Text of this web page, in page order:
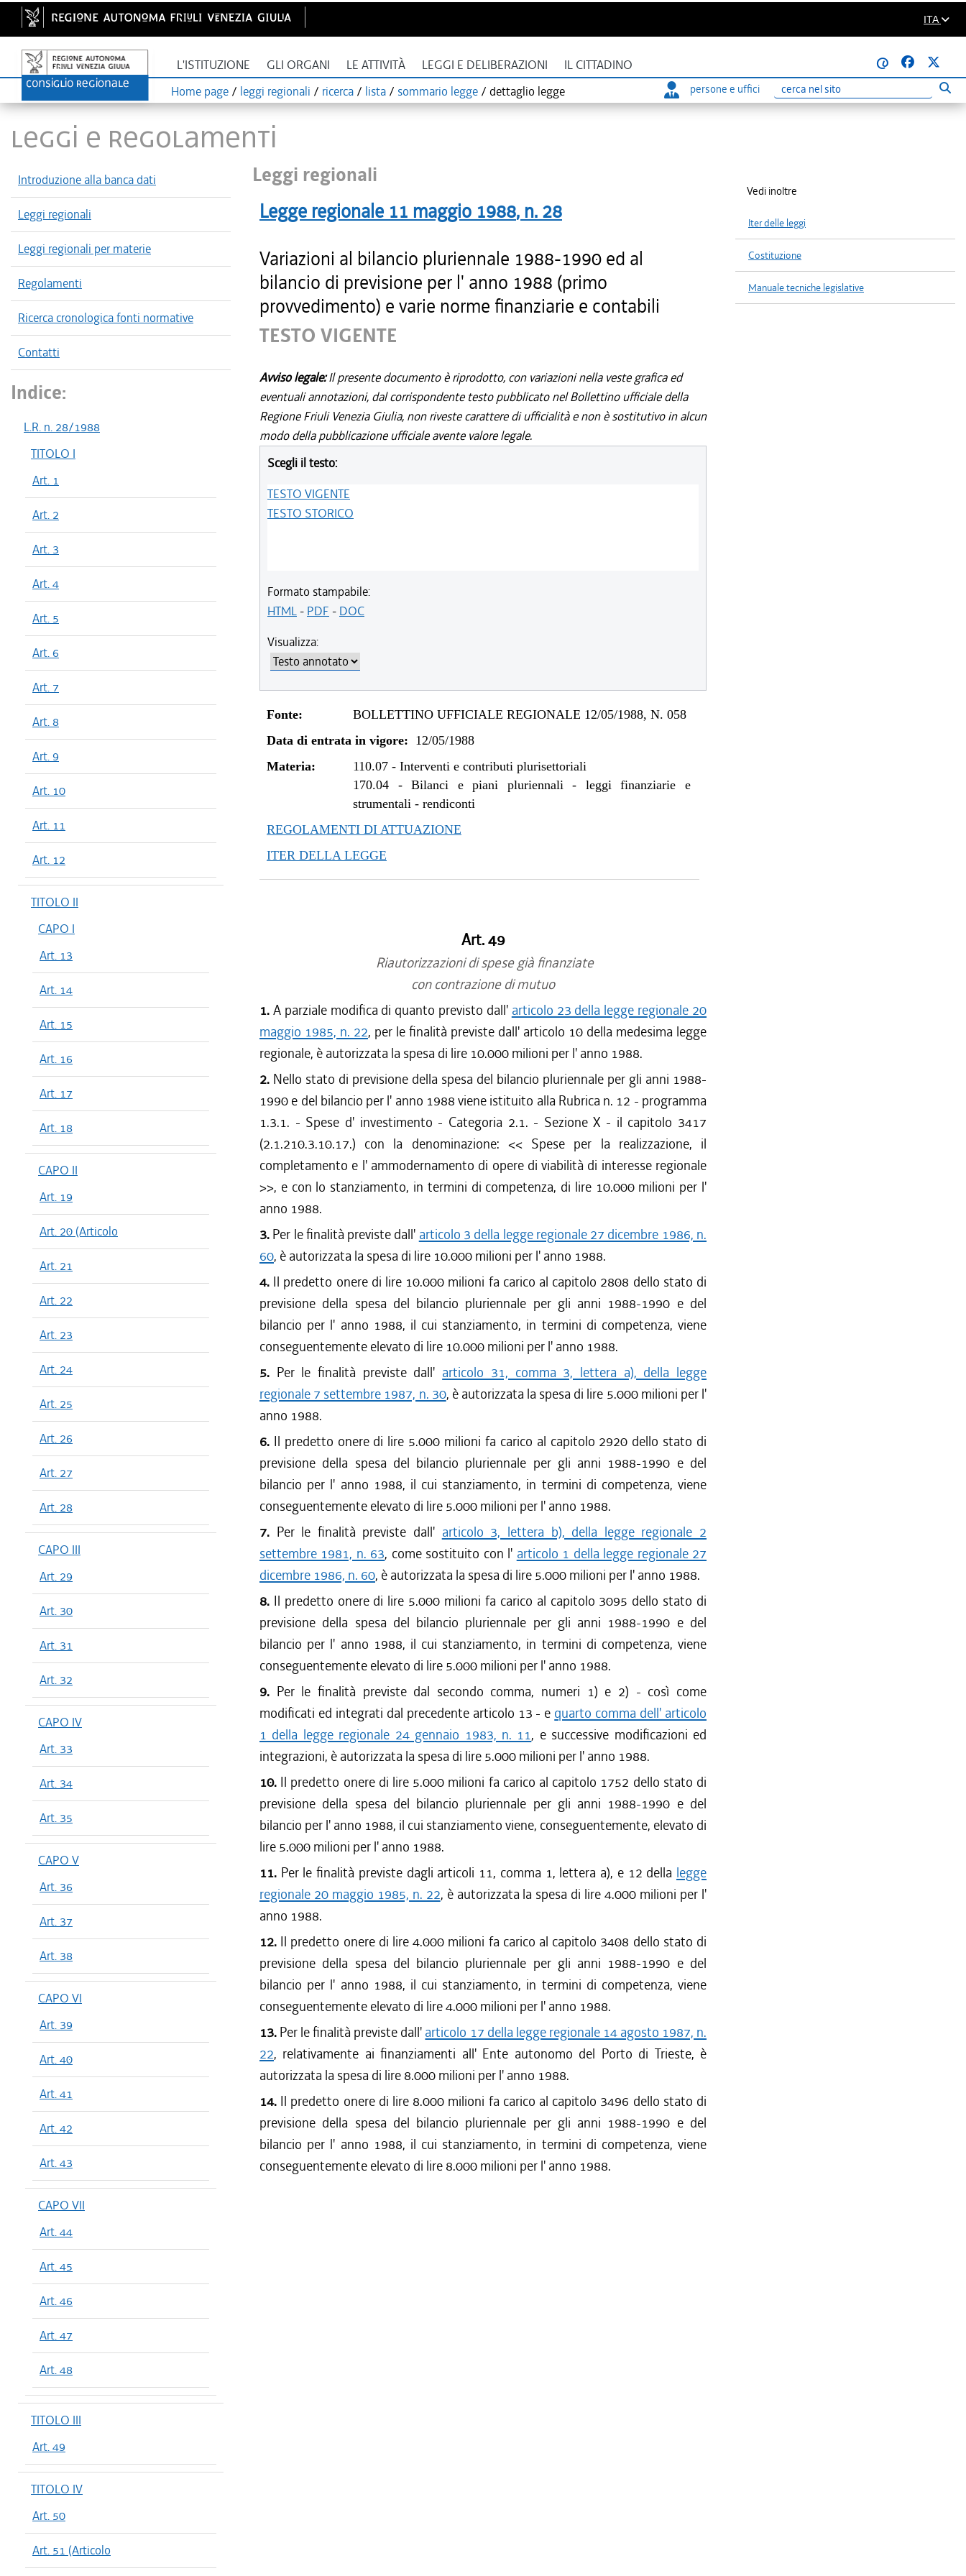
ITA
L'ISTITUZIONE GLI ORGANI LE ATTIVITÀ LEGGI E DELIBERAZIONI IL CITTADINO
@
Home page / leggi regionali / ricerca / lista / sommario legge / dettaglio legge persone e uffici
Ricerca
LEGGI E REGOLAMENTI
Introduzione alla banca dati
Leggi regionali
Leggi regionali per materie
Regolamenti
Ricerca cronologica fonti normative
Contatti
Indice:
L.R. n. 28/1988
TITOLO I
Art. 1
Art. 2
Art. 3
Art. 4
Art. 5
Art. 6
Art. 7
Art. 8
Art. 9
Art. 10
Art. 11
Art. 12
TITOLO II
CAPO I
Art. 13
Art. 14
Art. 15
Art. 16
Art. 17
Art. 18
CAPO II
Art. 19
Art. 20 (Articolo
Art. 21
Art. 22
Art. 23
Art. 24
Art. 25
Art. 26
Art. 27
Art. 28
CAPO III
Art. 29
Art. 30
Art. 31
Art. 32
CAPO IV
Art. 33
Art. 34
Art. 35
CAPO V
Art. 36
Art. 37
Art. 38
CAPO VI
Art. 39
Art. 40
Art. 41
Art. 42
Art. 43
CAPO VII
Art. 44
Art. 45
Art. 46
Art. 47
Art. 48
TITOLO III
Art. 49
TITOLO IV
Art. 50
Art. 51 (Articolo
Leggi regionali
Legge regionale 11 maggio 1988, n. 28
Variazioni al bilancio pluriennale 1988-1990 ed al
bilancio di previsione per l' anno 1988 (primo
provvedimento) e varie norme finanziarie e contabili
TESTO VIGENTE
Avviso legale:Il presente documento è riprodotto, con variazioni nella veste grafica ed
eventuali annotazioni, dal corrispondente testo pubblicato nel Bollettino ufficiale della
Regione Friuli Venezia Giulia, non riveste carattere di ufficialità e non è sostitutivo in alcun
modo della pubblicazione ufficiale avente valore legale.
Scegli il testo:
TESTO VIGENTE
TESTO STORICO
Formato stampabile:
HTML- PDF - DOC
Visualizza:
Fonte:
BOLLETTINO UFFICIALE REGIONALE 12/05/1988, N. 058
Data di entrata in vigore: 12/05/1988
Materia:
110.07 -Interventi e contributi plurisettoriali
170.04 -Bilanci e piani pluriennali - leggi finanziarie e
strumentali - rendiconti
REGOLAMENTI DI ATTUAZIONE
ITER DELLA LEGGE
Art. 49
Riautorizzazioni di spese già finanziate
con contrazione di mutuo
1. A parziale modifica di quanto previsto dall' articolo 23 della legge regionale 20
maggio 1985, n. 22, per le finalità previste dall' articolo 10 della medesima legge
regionale, è autorizzata la spesa di lire 10.000 milioni per l' anno 1988.
2. Nello stato di previsione della spesa del bilancio pluriennale per gli anni 1988-
1990 e del bilancio per l' anno 1988 viene istituito alla Rubrica n. 12 - programma
1.3.1. - Spese d' investimento - Categoria 2.1. - Sezione X - il capitolo 3417
(2.1.210.3.10.17.) con la denominazione: << Spese per la realizzazione, il
completamento e l' ammodernamento di opere di viabilità di interesse regionale
>>, e con lo stanziamento, in termini di competenza, di lire 10.000 milioni per l'
anno 1988.
3. Per le finalità previste dall' articolo 3 della legge regionale 27 dicembre 1986, n.
60, è autorizzata la spesa di lire 10.000 milioni per l' anno 1988.
4. Il predetto onere di lire 10.000 milioni fa carico al capitolo 2808 dello stato di
previsione della spesa del bilancio pluriennale per gli anni 1988-1990 e del
bilancio per l' anno 1988, il cui stanziamento, in termini di competenza, viene
conseguentemente elevato di lire 10.000 milioni per l' anno 1988.
5. Per le finalità previste dall' articolo 31, comma 3, lettera a), della legge
regionale 7 settembre 1987, n. 30, è autorizzata la spesa di lire 5.000 milioni per l'
anno 1988.
6. Il predetto onere di lire 5.000 milioni fa carico al capitolo 2920 dello stato di
previsione della spesa del bilancio pluriennale per gli anni 1988-1990 e del
bilancio per l' anno 1988, il cui stanziamento, in termini di competenza, viene
conseguentemente elevato di lire 5.000 milioni per l' anno 1988.
7. Per le finalità previste dall' articolo 3, lettera b), della legge regionale 2
settembre 1981, n. 63, come sostituito con l' articolo 1 della legge regionale 27
dicembre 1986, n. 60, è autorizzata la spesa di lire 5.000 milioni per l' anno 1988.
8. Il predetto onere di lire 5.000 milioni fa carico al capitolo 3095 dello stato di
previsione della spesa del bilancio pluriennale per gli anni 1988-1990 e del
bilancio per l' anno 1988, il cui stanziamento, in termini di competenza, viene
conseguentemente elevato di lire 5.000 milioni per l' anno 1988.
9. Per le finalità previste dal secondo comma, numeri 1) e 2) - così come
modificati ed integrati dal precedente articolo 13 - e quarto comma dell' articolo
1 della legge regionale 24 gennaio 1983, n. 11, e successive modificazioni ed
integrazioni, è autorizzata la spesa di lire 5.000 milioni per l' anno 1988.
10. Il predetto onere di lire 5.000 milioni fa carico al capitolo 1752 dello stato di
previsione della spesa del bilancio pluriennale per gli anni 1988-1990 e del
bilancio per l' anno 1988, il cui stanziamento viene, conseguentemente, elevato di
lire 5.000 milioni per l' anno 1988.
11. Per le finalità previste dagli articoli 11, comma 1, lettera a), e 12 della legge
regionale 20 maggio 1985, n. 22, è autorizzata la spesa di lire 4.000 milioni per l'
anno 1988.
12. Il predetto onere di lire 4.000 milioni fa carico al capitolo 3408 dello stato di
previsione della spesa del bilancio pluriennale per gli anni 1988-1990 e del
bilancio per l' anno 1988, il cui stanziamento, in termini di competenza, viene
conseguentemente elevato di lire 4.000 milioni per l' anno 1988.
13. Per le finalità previste dall' articolo 17 della legge regionale 14 agosto 1987, n.
22, relativamente ai finanziamenti all' Ente autonomo del Porto di Trieste, è
autorizzata la spesa di lire 8.000 milioni per l' anno 1988.
14. Il predetto onere di lire 8.000 milioni fa carico al capitolo 3496 dello stato di
previsione della spesa del bilancio pluriennale per gli anni 1988-1990 e del
bilancio per l' anno 1988, il cui stanziamento, in termini di competenza, viene
conseguentemente elevato di lire 8.000 milioni per l' anno 1988.
Vedi inoltre
Iter delle leggi
Costituzione
Manuale tecniche legislative